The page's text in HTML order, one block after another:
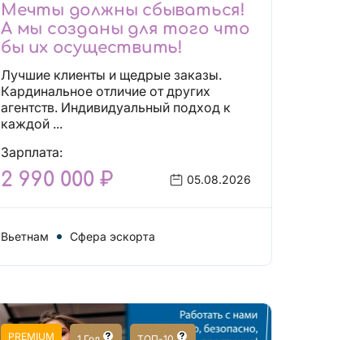
Мечты должны сбываться!
А мы созданы для того что
бы их осуществить!
Лучшие клиенты и щедрые заказы.
Кардинальное отличие от других
агентств. Индивидуальный подход к
каждой ...
Зарплата:
2 990 000 ₽ 05.08.2026
Вьетнам Сфера эскорта
PREMIUM